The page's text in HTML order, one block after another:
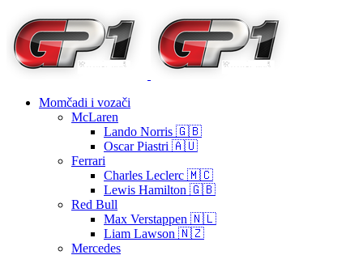
Momčadi i vozači
McLaren
Lando Norris 🇬🇧
Oscar Piastri 🇦🇺
Ferrari
Charles Leclerc 🇲🇨
Lewis Hamilton 🇬🇧
Red Bull
Max Verstappen 🇳🇱
Liam Lawson 🇳🇿
Mercedes